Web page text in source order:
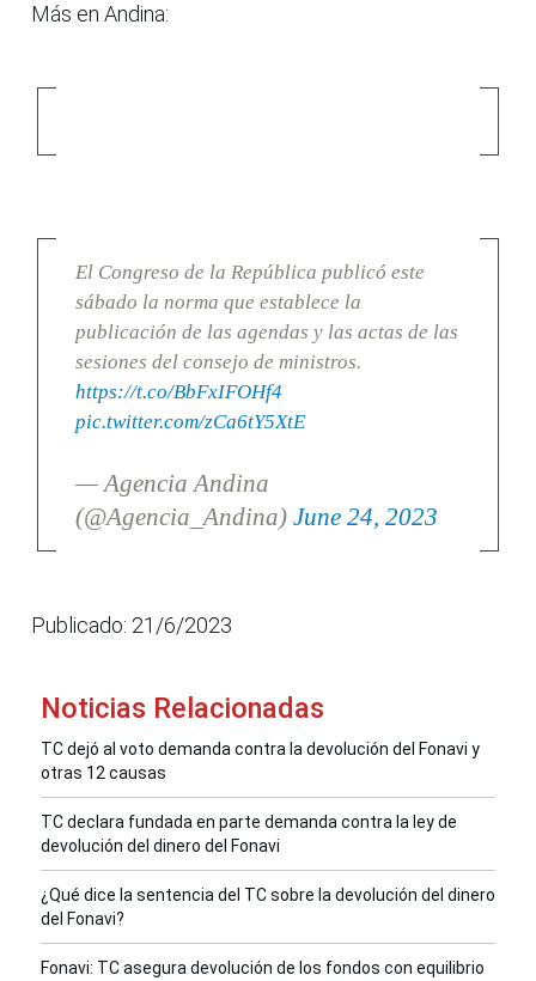
Más en Andina:
El Congreso de la República publicó este
sábado la norma que establece la
publicación de las agendas y las actas de las
sesiones del consejo de ministros.
https://t.co/BbFxIFOHf4
pic.twitter.com/zCa6tY5XtE
— Agencia Andina
(@Agencia_Andina) June 24, 2023
Publicado: 21/6/2023
Noticias Relacionadas
TC dejó al voto demanda contra la devolución del Fonavi y
otras 12 causas
TC declara fundada en parte demanda contra la ley de
devolución del dinero del Fonavi
¿Qué dice la sentencia del TC sobre la devolución del dinero
del Fonavi?
Fonavi: TC asegura devolución de los fondos con equilibrio